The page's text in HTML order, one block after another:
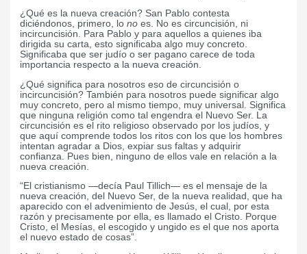
¿Qué es la nueva creación? San Pablo contesta
diciéndonos, primero, lono es. No es circuncisión, ni
incircuncisión. Para Pablo y para aquellos a quienes iba
dirigida su carta, esto significaba algo muy concreto.
Significaba que ser judío o ser pagano carece de toda
importancia respecto a la nueva creación.
¿Qué significa para nosotros eso de circuncisión o
incircuncisión? También para nosotros puede significar algo
muy concreto, pero al mismo tiempo, muy universal. Significa
que ninguna religión como tal engendra el Nuevo Ser. La
circuncisión es el rito religioso observado por los judíos, y
que aquí comprende todos los ritos con los que los hombres
intentan agradar a Dios, expiar sus faltas y adquirir
confianza. Pues bien, ninguno de ellos vale en relación a la
nueva creación.
“El cristianismo —decía Paul Tillich— es el mensaje de la
nueva creación, del Nuevo Ser, de la nueva realidad, que ha
aparecido con el advenimiento de Jesús, el cual, por esta
razón y precisamente por ella, es llamado el Cristo. Porque
Cristo, el Mesías, el escogido y ungido es el que nos aporta
el nuevo estado de cosas”.